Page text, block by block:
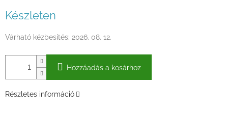
Készleten
Várható kézbesítés: 2026. 08. 12.
Hozzáadás a kosárhoz
Részletes információ